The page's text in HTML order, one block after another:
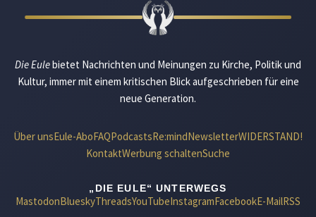
Die Eulebietet Nachrichten und Meinungen zu Kirche, Politik und
Kultur, immer mit einem kritischen Blick aufgeschrieben für eine
neue Generation.
Über unsEule-AboFAQPodcastsRe:mindNewsletterWIDERSTAND!
KontaktWerbung schaltenSuche
„DIE EULE“ UNTERWEGS
MastodonBlueskyThreadsYouTubeInstagramFacebookE-MailRSS